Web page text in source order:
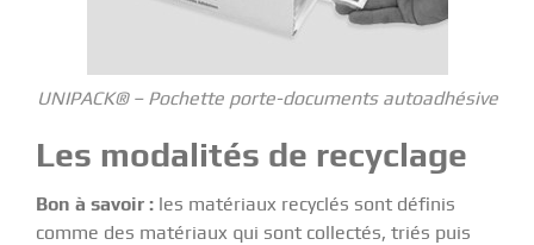
UNIPACK® – Pochette porte-documents autoadhésive
Les modalités de recyclage
Bon à savoir :les matériaux recyclés sont définis
comme des matériaux qui sont collectés, triés puis